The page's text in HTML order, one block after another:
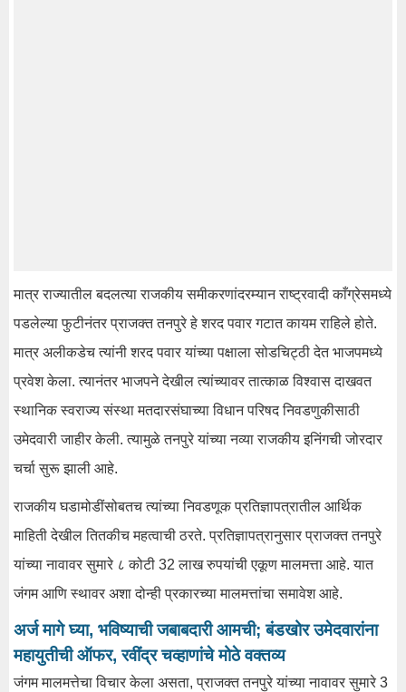
मात्र राज्यातील बदलत्या राजकीय समीकरणांदरम्यान राष्ट्रवादी काँग्रेसमध्ये
पडलेल्या फुटीनंतर प्राजक्त तनपुरे हे शरद पवार गटात कायम राहिले होते.
मात्र अलीकडेच त्यांनी शरद पवार यांच्या पक्षाला सोडचिट्ठी देत भाजपमध्ये
प्रवेश केला. त्यानंतर भाजपने देखील त्यांच्यावर तात्काळ विश्वास दाखवत
स्थानिक स्वराज्य संस्था मतदारसंघाच्या विधान परिषद निवडणुकीसाठी
उमेदवारी जाहीर केली. त्यामुळे तनपुरे यांच्या नव्या राजकीय इनिंगची जोरदार
चर्चा सुरू झाली आहे.
राजकीय घडामोडींसोबतच त्यांच्या निवडणूक प्रतिज्ञापत्रातील आर्थिक
माहिती देखील तितकीच महत्वाची ठरते. प्रतिज्ञापत्रानुसार प्राजक्त तनपुरे
यांच्या नावावर सुमारे ८ कोटी 32 लाख रुपयांची एकूण मालमत्ता आहे. यात
जंगम आणि स्थावर अशा दोन्ही प्रकारच्या मालमत्तांचा समावेश आहे.
अर्ज मागे घ्या, भविष्याची जबाबदारी आमची; बंडखोर उमेदवारांना
महायुतीची ऑफर, रवींद्र चव्हाणांचे मोठे वक्तव्य
जंगम मालमत्तेचा विचार केला असता, प्राजक्त तनपुरे यांच्या नावावर सुमारे 3